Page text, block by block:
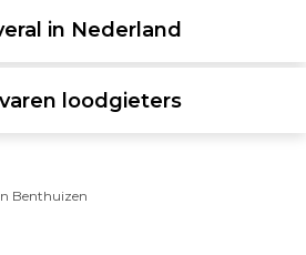
in Nederland
loodgieters
Benthuizen